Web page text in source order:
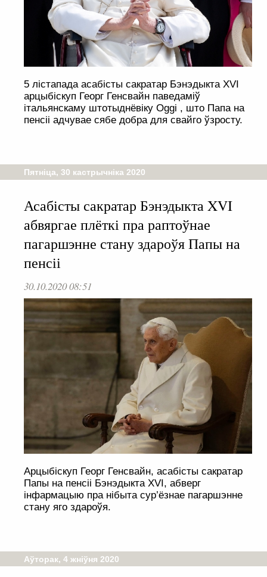
5 лістапада асабісты сакратар Бэнэдыкта XVI
арцыбіскуп Георг Генсвайн паведаміў
італьянскаму штотыднёвіку Oggi , што Папа на
пенсіі адчувае сябе добра для свайго ўзросту.
Пятніца, 30 кастрычніка 2020
Асабісты сакратар Бэнэдыкта XVI
абвяргае плёткі пра раптоўнае
пагаршэнне стану здароўя Папы на
пенсіі
30.10.2020 08:51
Арцыбіскуп Георг Генсвайн, асабісты сакратар
Папы на пенсіі Бэнэдыкта XVI, абверг
інфармацыю пра нібыта сур’ёзнае пагаршэнне
стану яго здароўя.
Аўторак, 4 жніўня 2020